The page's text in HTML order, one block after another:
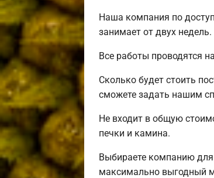
Наша компания по
занимает от двух недель.
Все работы проводятся
Сколько будет стоить
сможете задать нашим
Не входит в общую
печки и камина.
Выбираете компанию
максимально выгодный